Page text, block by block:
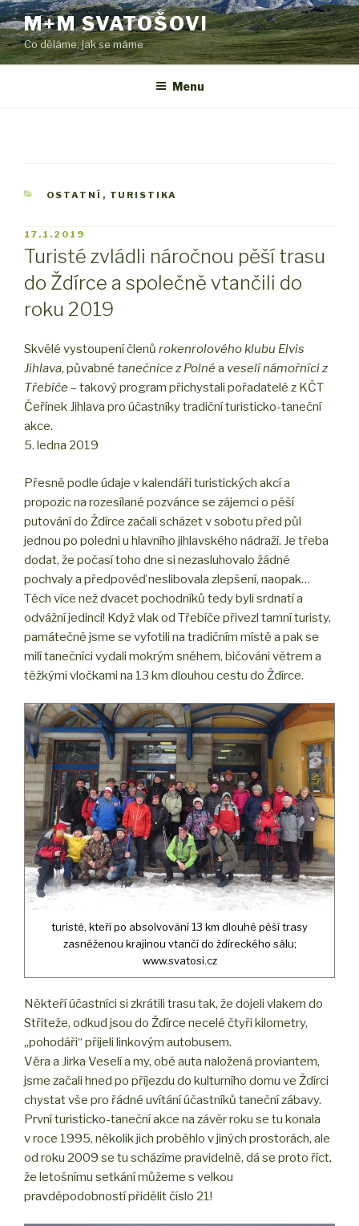
Přejít
k
obsahu
webu
M+M SVATOŠOVI
Co děláme, jak se máme
Menu
RUBRIKY
OSTATNÍ , TURISTIKA
PUBLIKOVÁNO
17.1.2019
Turisté zvládli náročnou pěší trasu
do Ždírce a společně vtančili do
roku 2019
Skvělé vystoupení členů rokenrolového klubu Elvis
Jihlava, půvabné tanečnice z Polnéa veselí námořníci z
Třebíče– takový program přichystali pořadatelé z KČT
Čeřínek Jihlava pro účastníky tradiční turisticko-taneční
akce.
5. ledna 2019
Přesně podle údaje v kalendáři turistických akcí a
propozic na rozesílané pozvánce se zájemci o pěší
putování do Ždírce začali scházet v sobotu před půl
jednou po poledni u hlavního jihlavského nádraží. Je třeba
dodat, že počasí toho dne si nezasluhovalo žádné
pochvaly a předpověď neslibovala zlepšení, naopak…
Těch více než dvacet pochodníků tedy byli srdnatí a
odvážní jedinci! Když vlak od Třebíče přivezl tamní turisty,
památečně jsme se vyfotili na tradičním místě a pak se
milí tanečníci vydali mokrým sněhem, bičováni větrem a
těžkými vločkami na 13 km dlouhou cestu do Ždírce.
turisté, kteří po absolvování 13 km dlouhé pěší trasy
zasněženou krajinou vtančí do ždíreckého sálu;
www.svatosi.cz
Někteří účastníci si zkrátili trasu tak, že dojeli vlakem do
Stříteže, odkud jsou do Ždírce necelé čtyři kilometry,
„pohodáři“ přijeli linkovým autobusem.
Věra a Jirka Veselí a my, obě auta naložená proviantem,
jsme začali hned po příjezdu do kulturního domu ve Ždírci
chystat vše pro řádné uvítání účastníků taneční zábavy.
První turisticko-taneční akce na závěr roku se tu konala
v roce 1995, několik jich proběhlo v jiných prostorách, ale
od roku 2009 se tu scházíme pravidelně, dá se proto říct,
že letošnímu setkání můžeme s velkou
pravděpodobností přidělit číslo 21!